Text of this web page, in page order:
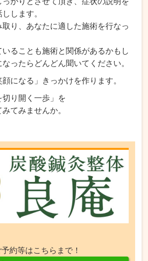
します。
り、あなたに適した施術を行なっ
ることも施術と関係があるかもし
ったらどんどん聞いてください。
になる」きっかけを作ります。
り開く一歩」を
てみませんか。
予約等はこちらまで！